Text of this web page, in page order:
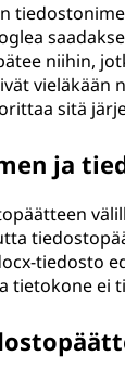
niihin,
sitä
ja
tiedosto
ei